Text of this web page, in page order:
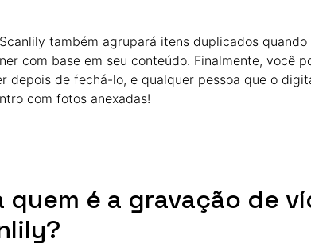
também agrupará itens duplicados
com base em seu conteúdo. Finalmente, você
depois de fechá-lo, e qualquer pessoa que o
com fotos anexadas!
quem é a gravação de